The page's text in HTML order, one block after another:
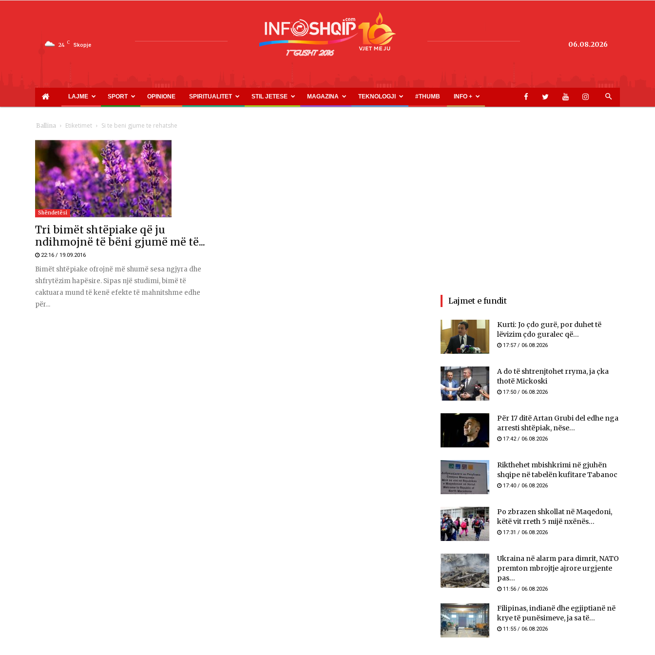
24 C Skopje
INFOSHQIP.COM
06.08.2026
LAJME SPORT OPINIONE SPIRITUALITET STIL JETESE MAGAZINA TEKNOLOGJI #THUMB INFO +
Ballina Etiketimet Si te beni gjume te rehatshe
Shëndetësi
Tri bimët shtëpiake që ju
ndihmojnë të bëni gjumë më të...
22:16 / 19.09.2016
Bimët shtëpiake ofrojnë më shumë sesa ngjyra dhe
shfrytëzim hapësire. Sipas një studimi, bimë të
caktuara mund të kenë efekte të mahnitshme edhe
për...
Lajmet e fundit
Kurti: Jo çdo gurë, por duhet të
lëvizim çdo guralec që...
17:57 / 06.08.2026
A do të shtrenjtohet rryma, ja çka
thotë Mickoski
17:50 / 06.08.2026
Për 17 ditë Artan Grubi del edhe nga
arresti shtëpiak, nëse...
17:42 / 06.08.2026
Rikthehet mbishkrimi në gjuhën
shqipe në tabelën kufitare Tabanoc
17:40 / 06.08.2026
Po zbrazen shkollat në Maqedoni,
këtë vit rreth 5 mijë nxënës...
17:31 / 06.08.2026
Ukraina në alarm para dimrit, NATO
premton mbrojtje ajrore urgjente
pas...
11:56 / 06.08.2026
Filipinas, indianë dhe egjiptianë në
krye të punësimeve, ja sa të...
11:55 / 06.08.2026